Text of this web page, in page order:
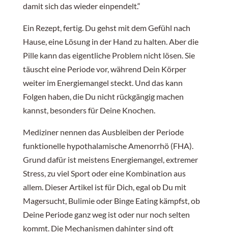
Was die führenden Experten wirklich
empfehlen
Was Deinem Körper wirklich hilft
So sprichst Du mit Deinem Arzt darüber
Frage 1: Die Biologie hinterfragen
damit sich das wieder einpendelt.“
Ein Rezept, fertig. Du gehst mit dem Gefühl nach
Hause, eine Lösung in der Hand zu halten. Aber die
Pille kann das eigentliche Problem nicht lösen. Sie
täuscht eine Periode vor, während Dein Körper
weiter im Energiemangel steckt. Und das kann
Folgen haben, die Du nicht rückgängig machen
kannst, besonders für Deine Knochen.
Mediziner nennen das Ausbleiben der Periode
funktionelle hypothalamische Amenorrhö (FHA).
Grund dafür ist meistens Energiemangel, extremer
Stress, zu viel Sport oder eine Kombination aus
allem. Dieser Artikel ist für Dich, egal ob Du mit
Magersucht, Bulimie oder Binge Eating kämpfst, ob
Deine Periode ganz weg ist oder nur noch selten
kommt. Die Mechanismen dahinter sind oft